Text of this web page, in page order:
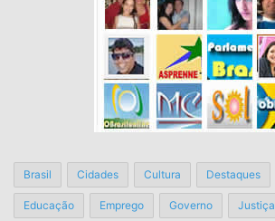
Brasil Cidades Cultura Destaques
Educação Emprego Governo Justiça